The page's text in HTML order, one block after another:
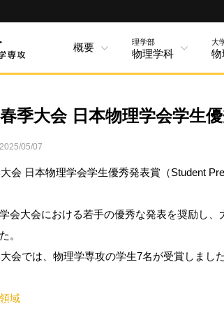
概要 理学部
物理学科
大
物
季大会 日本物理学会学生
2025/05/07
会 日本物理学会学生優秀発表賞（Student
会大会における若手の優秀な発表を奨励し
。
会では、物理学専攻の学生7名が受賞しました
域